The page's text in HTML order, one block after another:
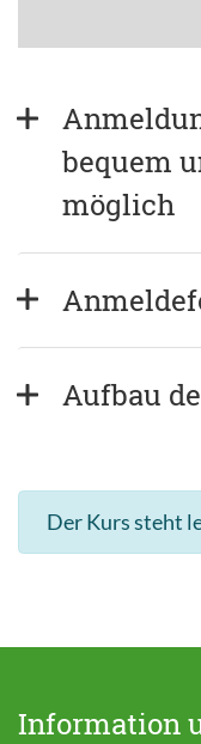
bequem
möglich
Aufbau
Der Kurs steht
Information